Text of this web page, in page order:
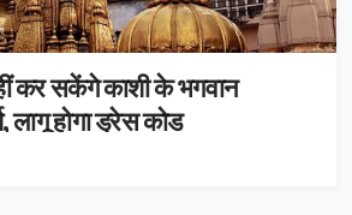
कर सकेंगे काशी के भगवान
लागू होगा ड्रेस कोड